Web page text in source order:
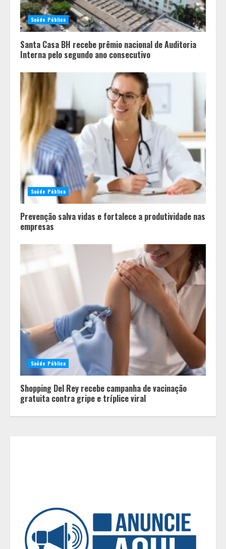
Saúde Pública
Santa Casa BH recebe prêmio nacional de Auditoria
Interna pelo segundo ano consecutivo
Saúde Pública
Prevenção salva vidas e fortalece a produtividade nas
empresas
Saúde Pública
Shopping Del Rey recebe campanha de vacinação
gratuita contra gripe e tríplice viral
2
Em ato pelo fim do feminicídio,
Cristo Redentor se iluminou na cor
laranja
A ordem dos alimentos importa.
Mas nem sempre da mesma forma
5
de vestuário, lista reúne diversas
opções para presentear neste Dia
dos Pais